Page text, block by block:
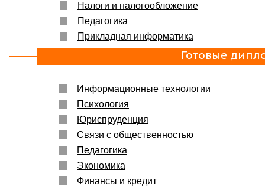
Налоги и налогообложение
Педагогика
Прикладная информатика
Готовые
Информационные технологии
Психология
Юриспруденция
Связи с общественностью
Педагогика
Экономика
Финансы и кредит